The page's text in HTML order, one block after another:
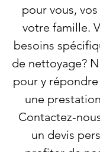
pour vous,
votre famille.
besoins
de nettoyage?
pour y
une
Contactez-
un devis